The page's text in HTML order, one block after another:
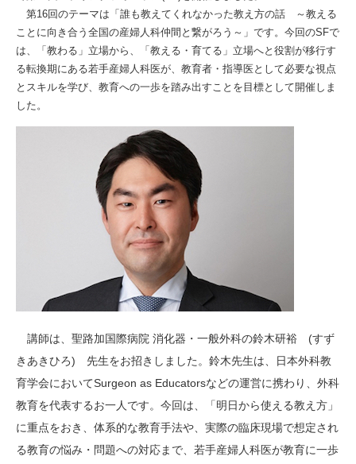
第16回のテーマは「誰も教えてくれなかった教え方の話 ～教える
ことに向き合う全国の産婦人科仲間と繋がろう～」です。今回のSFで
は、「教わる」立場から、「教える・育てる」立場へと役割が移行す
る転換期にある若手産婦人科医が、教育者・指導医として必要な視点
とスキルを学び、教育への一歩を踏み出すことを目標として開催しま
した。
講師は、聖路加国際病院 消化器・一般外科の鈴木研裕 (すず
きあきひろ) 先生をお招きしました。鈴木先生は、日本外科教
育学会においてSurgeon as Educatorsなどの運営に携わり、外科
教育を代表するお一人です。今回は、「明日から使える教え方」
に重点をおき、体系的な教育手法や、実際の臨床現場で想定され
る教育の悩み・問題への対応まで、若手産婦人科医が教育に一歩